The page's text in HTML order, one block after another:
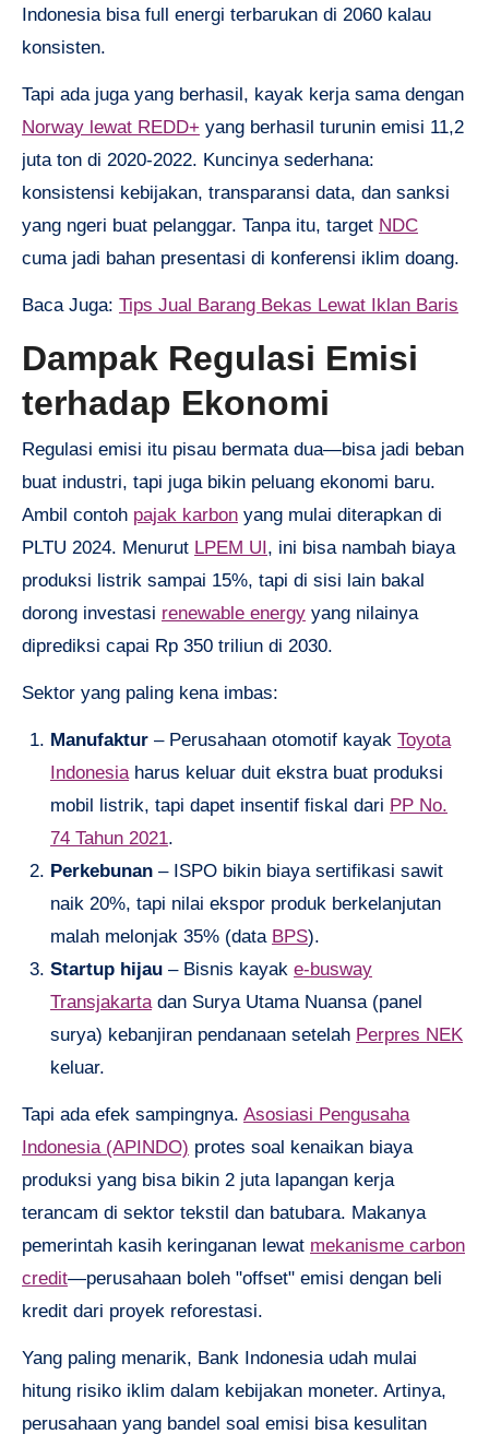
Indonesia bisa full energi terbarukan di 2060 kalau
konsisten.
Tapi ada juga yang berhasil, kayak kerja sama dengan
Norway lewat REDD+ yang berhasil turunin emisi 11,2
juta ton di 2020-2022. Kuncinya sederhana:
konsistensi kebijakan, transparansi data, dan sanksi
yang ngeri buat pelanggar. Tanpa itu, target NDC
cuma jadi bahan presentasi di konferensi iklim doang.
Baca Juga: Tips Jual Barang Bekas Lewat Iklan Baris
Dampak Regulasi Emisi
terhadap Ekonomi
Regulasi emisi itu pisau bermata dua—bisa jadi beban
buat industri, tapi juga bikin peluang ekonomi baru.
Ambil contoh pajak karbon yang mulai diterapkan di
PLTU 2024. Menurut LPEM UI, ini bisa nambah biaya
produksi listrik sampai 15%, tapi di sisi lain bakal
dorong investasi renewable energy yang nilainya
diprediksi capai Rp 350 triliun di 2030.
Sektor yang paling kena imbas:
Manufaktur – Perusahaan otomotif kayak Toyota
Indonesia harus keluar duit ekstra buat produksi
mobil listrik, tapi dapet insentif fiskal dari PP No.
74 Tahun 2021.
Perkebunan – ISPO bikin biaya sertifikasi sawit
naik 20%, tapi nilai ekspor produk berkelanjutan
malah melonjak 35% (data BPS).
Startup hijau – Bisnis kayak e-busway
Transjakarta dan Surya Utama Nuansa (panel
surya) kebanjiran pendanaan setelah Perpres NEK
keluar.
Tapi ada efek sampingnya. Asosiasi Pengusaha
Indonesia (APINDO) protes soal kenaikan biaya
produksi yang bisa bikin 2 juta lapangan kerja
terancam di sektor tekstil dan batubara. Makanya
pemerintah kasih keringanan lewat mekanisme carbon
credit—perusahaan boleh "offset" emisi dengan beli
kredit dari proyek reforestasi.
Yang paling menarik, Bank Indonesia udah mulai
hitung risiko iklim dalam kebijakan moneter. Artinya,
perusahaan yang bandel soal emisi bisa kesulitan